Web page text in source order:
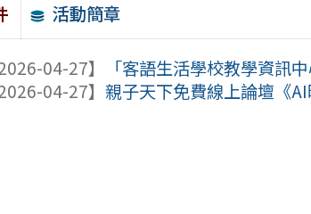
活動簡章
2026-04-27】
「客語生活學校教學資訊
2026-04-27】親子天下免費線上論壇《